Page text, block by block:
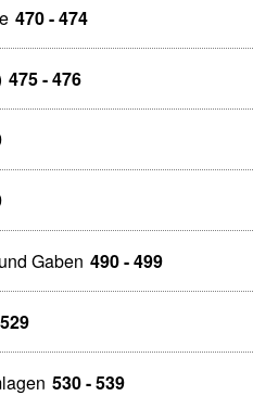
470 - 474
475 - 476
Gaben 490 - 499
530 - 539